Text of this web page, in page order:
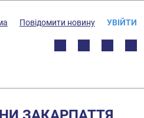
Повідомити новину УВІЙТИ